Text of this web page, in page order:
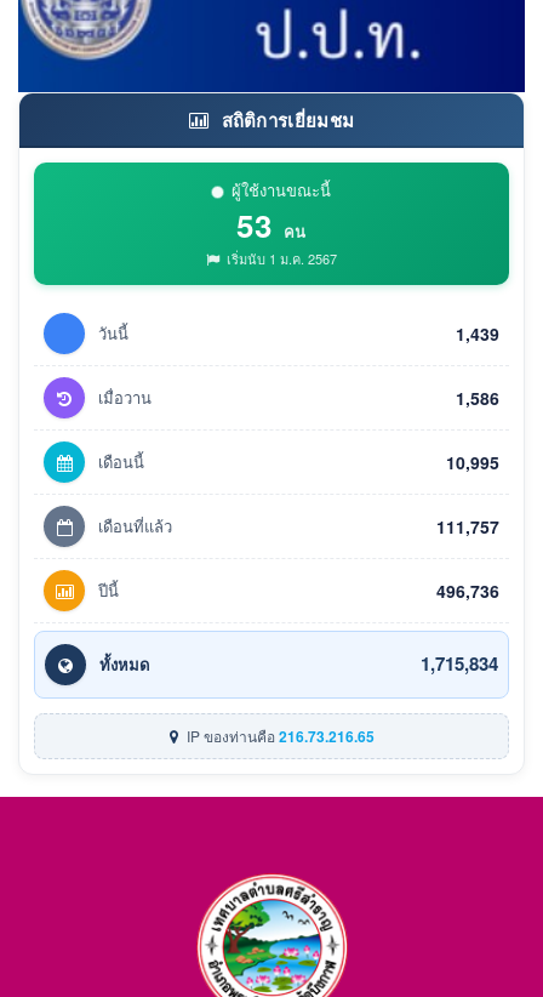
สถิติการเยี่ยมชม
ผู้ใช้งานขณะนี้
53 คน
เริ่มนับ 1 ม.ค. 2567
วันนี้ 1,439
เมื่อวาน 1,586
เดือนนี้ 10,995
เดือนที่แล้ว 111,757
ปีนี้ 496,736
ทั้งหมด 1,715,834
IP ของท่านคือ216.73.216.65